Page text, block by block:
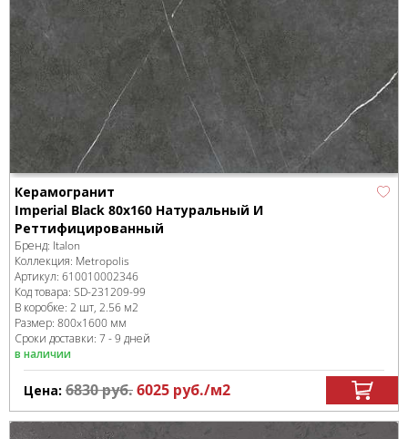
Керамогранит
Imperial Black 80x160 Натуральный И
Реттифицированный
Бренд: Italon
Коллекция: Metropolis
Артикул: 610010002346
Код товара: SD-231209-99
В коробке: 2 шт, 2.56 м2
Размер: 800x1600 мм
Сроки доставки: 7 - 9 дней
в наличии
Цена: 6830руб.6025 руб./м2